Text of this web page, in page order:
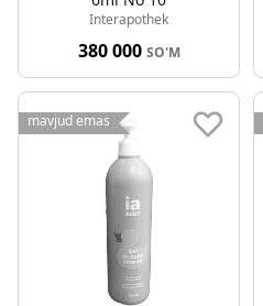
Interapothek
380 000 SO'M
mavjud emas